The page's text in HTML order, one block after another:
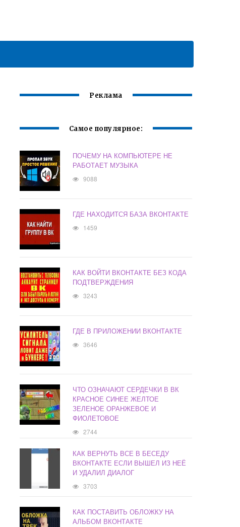
Реклама
Самое популярное:
ПОЧЕМУ НА КОМПЬЮТЕРЕ НЕ
РАБОТАЕТ МУЗЫКА
9088
ГДЕ НАХОДИТСЯ БАЗА ВКОНТАКТЕ
1459
КАК ВОЙТИ ВКОНТАКТЕ БЕЗ КОДА
ПОДТВЕРЖДЕНИЯ
3243
ГДЕ В ПРИЛОЖЕНИИ ВКОНТАКТЕ
3646
ЧТО ОЗНАЧАЮТ СЕРДЕЧКИ В ВК
КРАСНОЕ СИНЕЕ ЖЕЛТОЕ
ЗЕЛЕНОЕ ОРАНЖЕВОЕ И
ФИОЛЕТОВОЕ
2744
КАК ВЕРНУТЬ ВСЕ В БЕСЕДУ
ВКОНТАКТЕ ЕСЛИ ВЫШЕЛ ИЗ НЕЁ
И УДАЛИЛ ДИАЛОГ
3703
КАК ПОСТАВИТЬ ОБЛОЖКУ НА
АЛЬБОМ ВКОНТАКТЕ